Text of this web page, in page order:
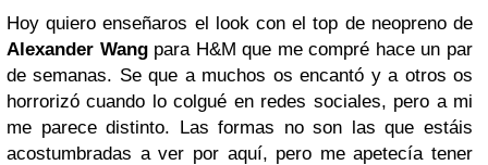
Hoy quiero enseñaros el look con el top de neopreno de
Alexander Wangpara H&M que me compré hace un par
de semanas. Se que a muchos os encantó y a otros os
horrorizó cuando lo colgué en redes sociales, pero a mi
me parece distinto. Las formas no son las que estáis
acostumbradas a ver por aquí, pero me apetecía tener